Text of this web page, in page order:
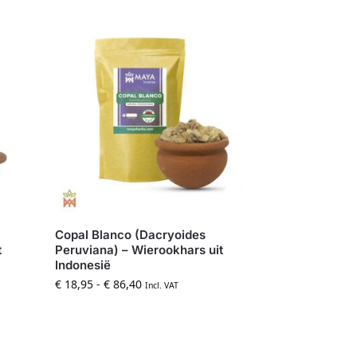
Copal Blanco (Dacryoides
Peruviana) – Wierookhars uit
Indonesië
€ 18,95 - € 86,40 Incl. VAT